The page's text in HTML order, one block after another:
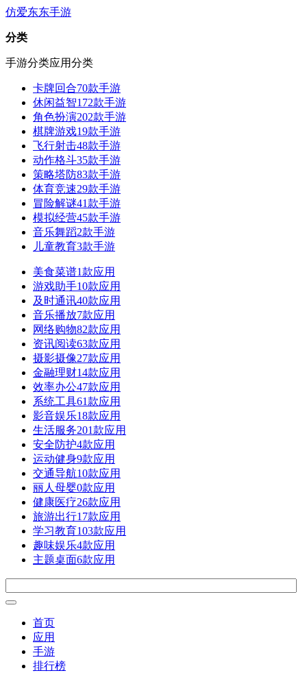
仿爱东东手游
分类
手游分类应用分类
卡牌回合70款手游
休闲益智172款手游
角色扮演202款手游
棋牌游戏19款手游
飞行射击48款手游
动作格斗35款手游
策略塔防83款手游
体育竞速29款手游
冒险解谜41款手游
模拟经营45款手游
音乐舞蹈2款手游
儿童教育3款手游
美食菜谱1款应用
游戏助手10款应用
及时通讯40款应用
音乐播放7款应用
网络购物82款应用
资讯阅读63款应用
摄影摄像27款应用
金融理财14款应用
效率办公47款应用
系统工具61款应用
影音娱乐18款应用
生活服务201款应用
安全防护4款应用
运动健身9款应用
交通导航10款应用
丽人母婴0款应用
健康医疗26款应用
旅游出行17款应用
学习教育103款应用
趣味娱乐4款应用
主题桌面6款应用
首页
应用
手游
排行榜